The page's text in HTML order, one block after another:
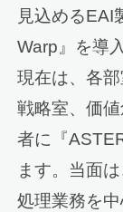
見込めるEAI
Warp』を導
現在は、各
戦略室、価
者に『
ます。当面
処理業務を